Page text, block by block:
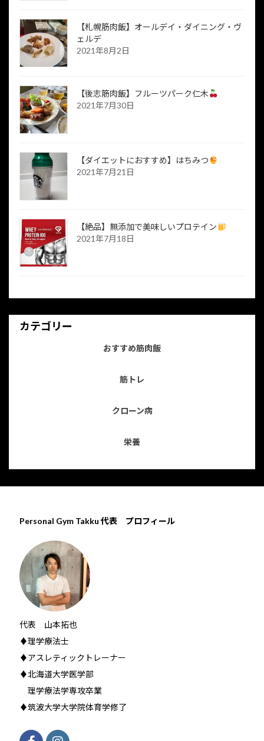
【札幌筋肉飯】オールデイ・ダイニング・ヴ
ェルデ
2021年8月2日
【後志筋肉飯】フルーツパーク仁木
2021年7月30日
【ダイエットにおすすめ】はちみつ
2021年7月21日
【絶品】無添加で美味しいプロテイン
2021年7月18日
カテゴリー
おすすめ筋肉飯
筋トレ
クローン病
栄養
Personal Gym Takku 代表 プロフィール
代表 山本拓也
♦理学療法士
♦アスレティックトレーナー
♦北海道大学医学部
理学療法学専攻卒業
♦筑波大学大学院体育学修了